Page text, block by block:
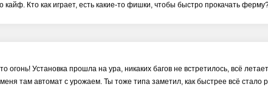
кайф. Кто как играет, есть какие-то фишки, чтобы быстро прокачать
Установка прошла на ура, никаких багов не встретилось, всё
там автомат с урожаем. Ты тоже типа заметил, как быстрее всё стало